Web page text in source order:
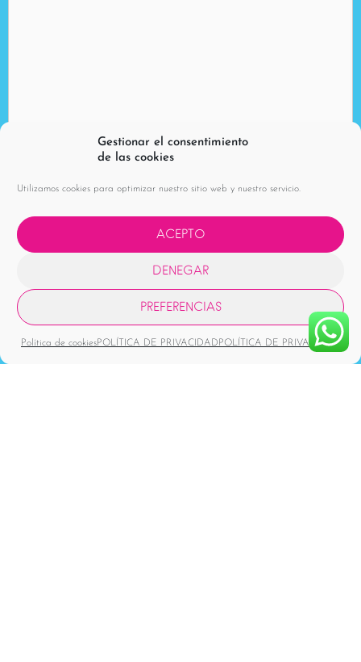
Gestionar el consentimiento
de las cookies
Utilizamos cookies para optimizar nuestro sitio web y nuestro servicio.
ACEPTO
DENEGAR
PREFERENCIAS
Política de cookiesPOLÍTICA DE PRIVACIDAD POLÍTICA DE PRIVACIDAD